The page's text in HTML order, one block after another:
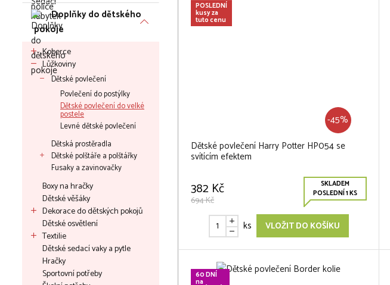
Doplňky do dětského
pokoje
Koberce
Lůžkoviny
Dětské povlečení
Povlečení do postýlky
Dětské povlečení do velké
postele
Levné dětské povlečení
Dětská prostěradla
Dětské polštáře a polštářky
Fusaky a zavinovačky
Boxy na hračky
Dětské věšáky
Dekorace do dětských pokojů
Dětské osvětlení
Textilie
Dětské sedací vaky a pytle
Hračky
Sportovní potřeby
POSLEDNÍ
kusy za
tuto cenu
-45%
Dětské povlečení Harry Potter HP054 se
svítícím efektem
382 Kč
694 Kč
SKLADEM
POSLEDNÍ 1 KS
ks VLOŽIT DO KOŠÍKU
60 DNÍ
na